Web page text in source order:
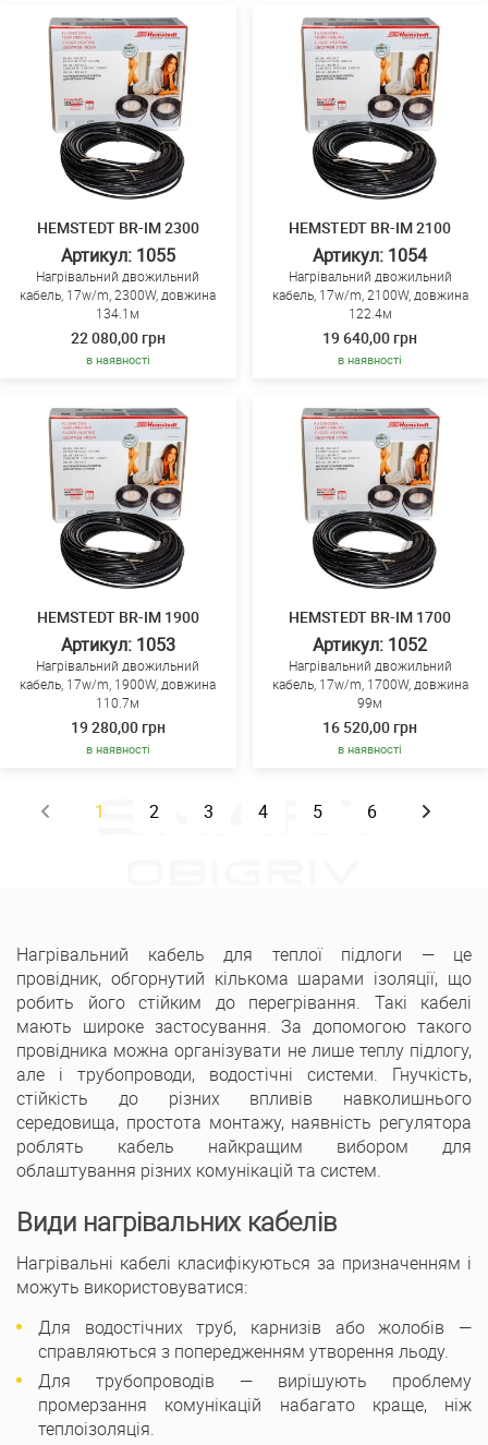
HEMSTEDT BR-IM 2300
Артикул: 1055
Нагрівальний двожильний
кабель, 17w/m, 2300W, довжина
134.1м
22 080,00 грн
в наявності
HEMSTEDT BR-IM 2100
Артикул: 1054
Нагрівальний двожильний
кабель, 17w/m, 2100W, довжина
122.4м
19 640,00 грн
в наявності
HEMSTEDT BR-IM 1900
Артикул: 1053
Нагрівальний двожильний
кабель, 17w/m, 1900W, довжина
110.7м
19 280,00 грн
в наявності
HEMSTEDT BR-IM 1700
Артикул: 1052
Нагрівальний двожильний
кабель, 17w/m, 1700W, довжина
99м
16 520,00 грн
в наявності
1 2 3 4 5 6
Нагрівальний кабель для теплої підлоги — це
провідник, обгорнутий кількома шарами ізоляції, що
робить його стійким до перегрівання. Такі кабелі
мають широке застосування. За допомогою такого
провідника можна організувати не лише теплу підлогу,
але і трубопроводи, водостічні системи. Гнучкість,
стійкість до різних впливів навколишнього
середовища, простота монтажу, наявність регулятора
роблять кабель найкращим вибором для
облаштування різних комунікацій та систем.
Види нагрівальних кабелів
Нагрівальні кабелі класифікуються за призначенням і
можуть використовуватися:
Для водостічних труб, карнизів або жолобів —
справляються з попередженням утворення льоду.
Для трубопроводів — вирішують проблему
промерзання комунікацій набагато краще, ніж
теплоізоляція.